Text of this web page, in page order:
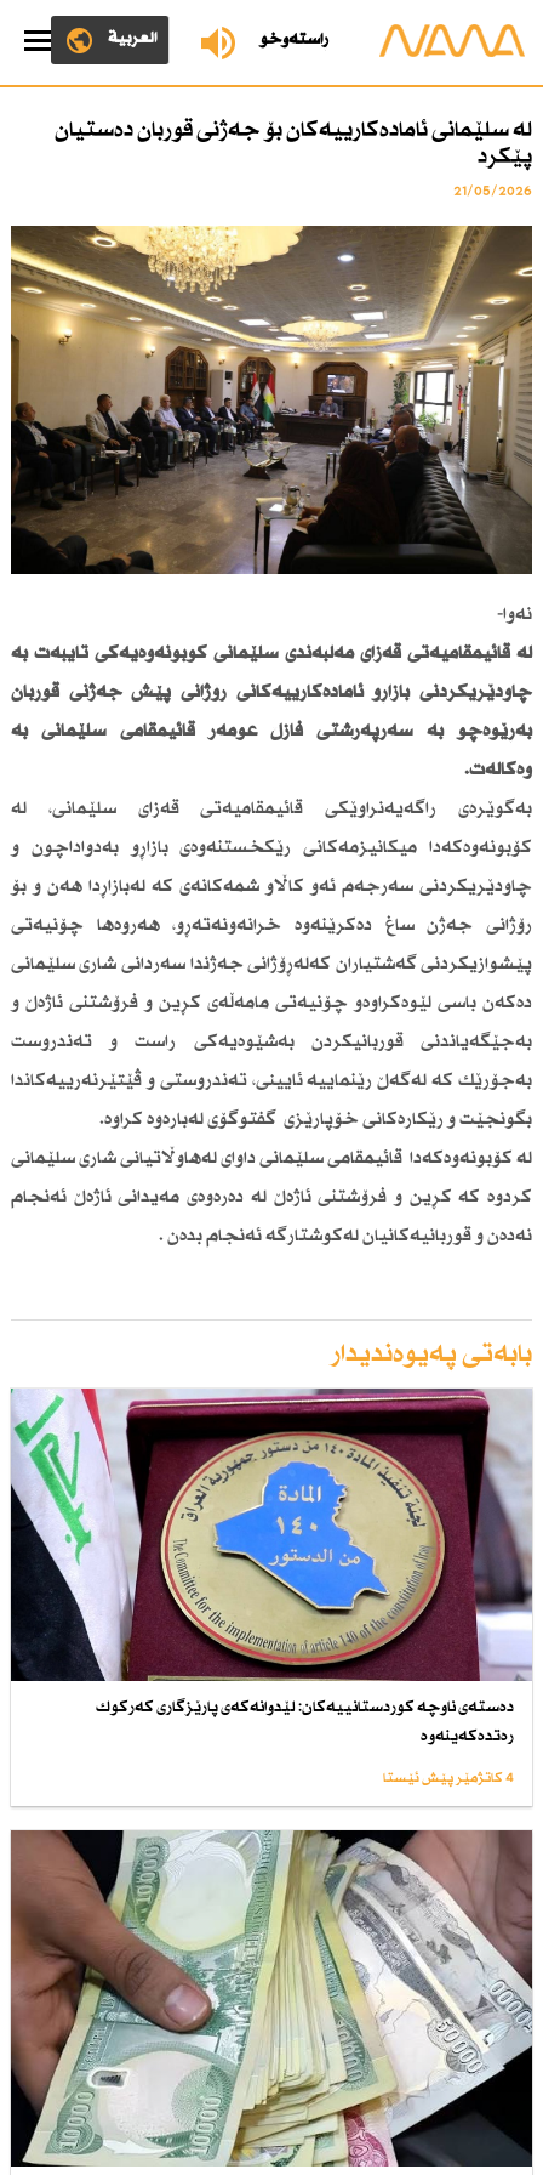
ڕاستەوخۆ العربية
لە سلێمانی ئامادەكارییەكان بۆ جەژنی قوربان دەستیان
پێكرد
21/05/2026
نەوا-
لە قائیمقامیەتی قەزای مەڵبەندی سلێمانی كۆبونەوەیەكی تایبەت بە
چاودێریكردنی بازاڕو ئامادەكارییەكانی رۆژانی پێش جەژنی قوربان
بەڕێوەچو بە سەرپەرشتی فازڵ عومەر قائیمقامی سلێمانی بە
وەكالەت.
بەگوێرەی راگەیەنراوێكی قائیمقامیەتی قەزای سلێمانی، لە
كۆبونەوەكەدا میكانیزمەكانی رێكخستنەوەی بازاڕو بەدواداچون و
چاودێریكردنی سەرجەم ئەو كاڵاو شمەكانەی كە لەبازاڕدا هەن و بۆ
رۆژانی جەژن ساغ دەكرێنەوە خرانەونەتەڕو، هەروەها چۆنیەتی
پێشوازیكردنی گەشتیاران كەلەڕۆژانی جەژندا سەردانی شاری سلێمانی
دەكەن باسی لێوەكراوەو چۆنیەتی مامەڵەی كڕین و فرۆشتنی ئاژەڵ و
بەجێگەیاندنی قوربانیكردن بەشێوەیەكی راست و تەندروست
بەجۆرێك كە لەگەڵ رێنماییە ئایینی، تەندروستی و ڤێتێرنەرییەكاندا
بگونجێت و رێكارەكانی خۆپارێزی گفتوگۆی لەبارەوە كراوە.
لە كۆبونەوەكەدا قائیمقامی سلێمانی داوای لەهاوڵاتیانی شاری سلێمانی
كردوە كە كڕین و فرۆشتنی ئاژەڵ لە دەرەوەی مەیدانی ئاژەڵ ئەنجام
نەدەن و قوربانیەكانیان لەكوشتارگە ئەنجام بدەن .
بابەتی پەیوەندیدار
دەستەی ناوچە كوردستانییەكان: لێدوانەكەی پارێزگاری كەركوك
رەتدەكەینەوە
4 کاتژمێر پێش ئێستا